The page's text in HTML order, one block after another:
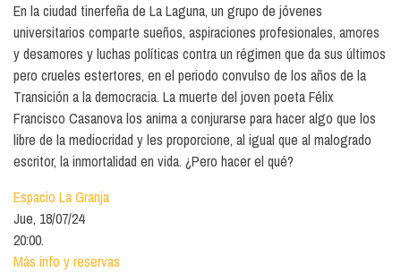
En la ciudad tinerfeña de La Laguna, un grupo de jóvenes
universitarios comparte sueños, aspiraciones profesionales, amores
y desamores y luchas políticas contra un régimen que da sus últimos
pero crueles estertores, en el periodo convulso de los años de la
Transición a la democracia. La muerte del joven poeta Félix
Francisco Casanova los anima a conjurarse para hacer algo que los
libre de la mediocridad y les proporcione, al igual que al malogrado
escritor, la inmortalidad en vida. ¿Pero hacer el qué?
Espacio La Granja
Jue, 18/07/24
20:00.
Más info y reservas